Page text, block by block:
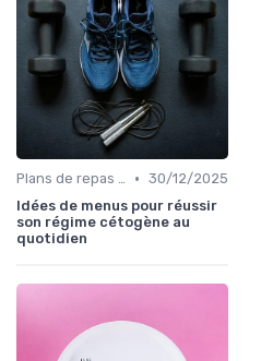
Plans de repas pour la perte de poids • 30/12/2025
Idées de menus pour réussir
son régime cétogène au
quotidien